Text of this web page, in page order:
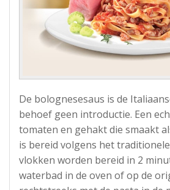
De bolognesesaus is de
behoef geen introductie. Een
tomaten en gehakt die smaakt
is bereid volgens het
vlokken worden bereid in 2
waterbad in de oven of op de